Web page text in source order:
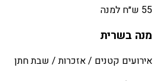
55 ש״ח למנה
מנה בשרית
אירועים קטנים / אזכרות / שבת חתן